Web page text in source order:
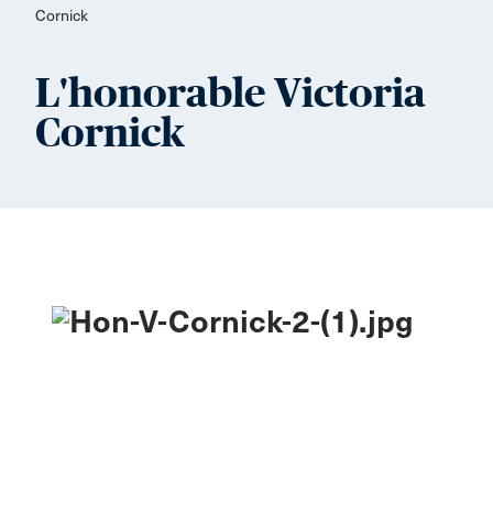
Cornick
L'honorable Victoria
Cornick